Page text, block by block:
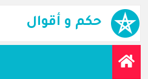
حكم و أقوال